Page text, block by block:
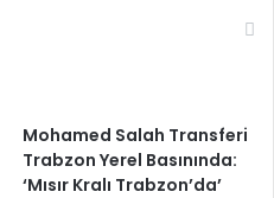
Mohamed Salah Transferi
Trabzon Yerel Basınında:
‘Mısır Kralı Trabzon’da’